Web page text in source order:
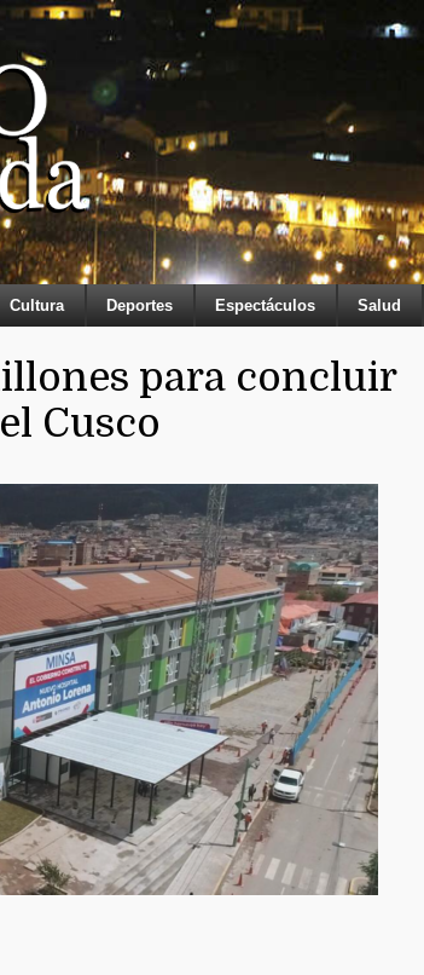
Cultura Deportes Espectáculos Salud
para concluir
Cusco